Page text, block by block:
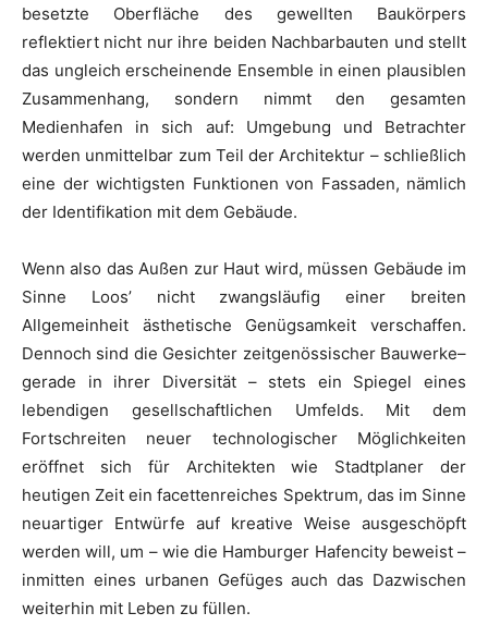
besetzte Oberfläche des gewellten Baukörpers
reflektiert nicht nur ihre beiden Nachbarbauten und stellt
das ungleich erscheinende Ensemble in einen plausiblen
Zusammenhang, sondern nimmt den gesamten
Medienhafen in sich auf: Umgebung und Betrachter
werden unmittelbar zum Teil der Architektur – schließlich
eine der wichtigsten Funktionen von Fassaden, nämlich
der Identifikation mit dem Gebäude.
Wenn also das Außen zur Haut wird, müssen Gebäude im
Sinne Loos’ nicht zwangsläufig einer breiten
Allgemeinheit ästhetische Genügsamkeit verschaffen.
Dennoch sind die Gesichter zeitgenössischer Bauwerke–
gerade in ihrer Diversität – stets ein Spiegel eines
lebendigen gesellschaftlichen Umfelds. Mit dem
Fortschreiten neuer technologischer Möglichkeiten
eröffnet sich für Architekten wie Stadtplaner der
heutigen Zeit ein facettenreiches Spektrum, das im Sinne
neuartiger Entwürfe auf kreative Weise ausgeschöpft
werden will, um – wie die Hamburger Hafencity beweist –
inmitten eines urbanen Gefüges auch das Dazwischen
weiterhin mit Leben zu füllen.